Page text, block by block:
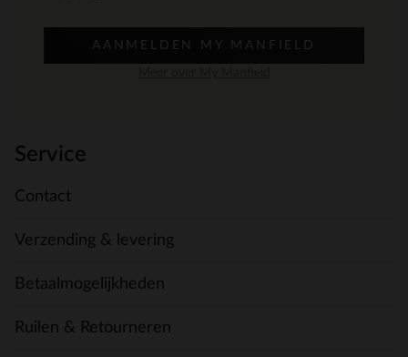
AANMELDEN MY MANFIELD
Service
Contact
Verzending & levering
Betaalmogelijkheden
Ruilen & Retourneren